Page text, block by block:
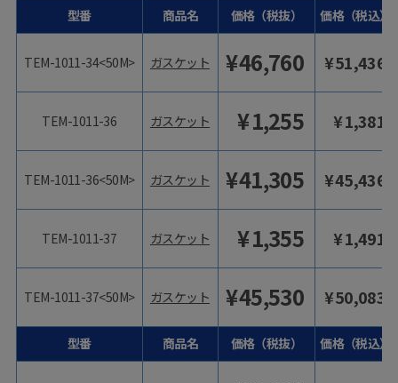
型番
TEM-1011-34<50M>
TEM-1011-36
TEM-1011-36<50M>
TEM-1011-37
TEM-1011-37<50M>
型番
商品名 価格（税抜） 価格（税込）
ガスケット ¥46,760 ¥51,436
ガスケット ¥1,255 ¥1,381
ガスケット ¥41,305 ¥45,436
ガスケット ¥1,355 ¥1,491
ガスケット ¥45,530 ¥50,083
商品名 価格（税抜） 価格（税込）